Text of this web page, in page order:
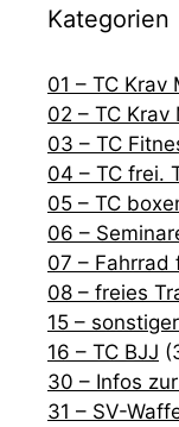
Kategorien
01 – TC Krav
02 – TC Krav
03 – TC
04 – TC frei.
05 – TC
06 –
07 – Fahrrad
08 – freies
15 –
16 – TC BJJ
30 – Infos
31 – SV-